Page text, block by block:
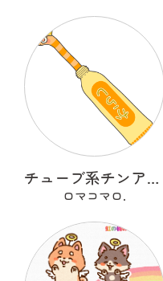
チューブ系チンアナゴ
ロマコマロ.